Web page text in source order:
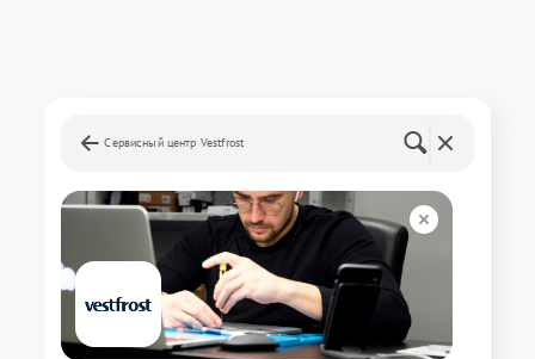
Сервисный центр Vestfrost